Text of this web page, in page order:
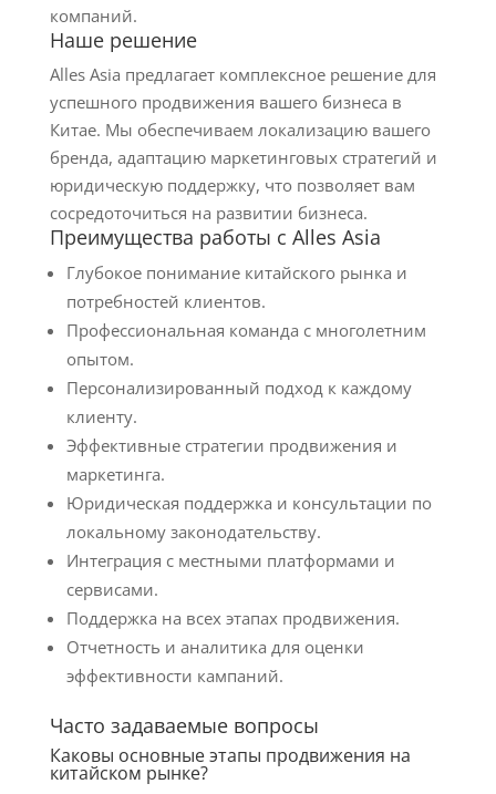
компаний.
Наше решение
Alles Asia предлагает комплексное решение для
успешного продвижения вашего бизнеса в
Китае. Мы обеспечиваем локализацию вашего
бренда, адаптацию маркетинговых стратегий и
юридическую поддержку, что позволяет вам
сосредоточиться на развитии бизнеса.
Преимущества работы с Alles Asia
Глубокое понимание китайского рынка и
потребностей клиентов.
Профессиональная команда с многолетним
опытом.
Персонализированный подход к каждому
клиенту.
Эффективные стратегии продвижения и
маркетинга.
Юридическая поддержка и консультации по
локальному законодательству.
Интеграция с местными платформами и
сервисами.
Поддержка на всех этапах продвижения.
Отчетность и аналитика для оценки
эффективности кампаний.
Часто задаваемые вопросы
Каковы основные этапы продвижения на
китайском рынке?